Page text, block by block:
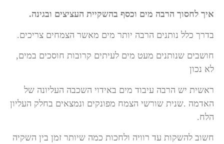
איך לחסוך הרבה מים וכסף בהשקיית העציצים ובגינה.
בדרך כלל נותנים הרבה יותר מים מאשר הצמחים צריכים.
חושבים שנותנים מעט מים לעיתים קרובות חוסכים במים,
לא נכון
ראשית יש הרבה עיבוד מים באידוי השכבה העליונה של
האדמה .שנית שורשי הצמח מפונקים ונמצאים בחלק העליון
הלח.
חשוב להשקות עד רוויה ולחכות כמה שיותר זמן בין השקיה